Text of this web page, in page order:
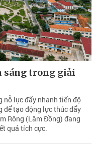
sáng trong giải
nỗ lực đẩy nhanh tiến độ
để tạo động lực thúc đẩy
Rông (Lâm Đồng) đang
quả tích cực.